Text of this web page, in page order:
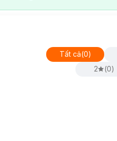
Tất cả(0)
2
(0)